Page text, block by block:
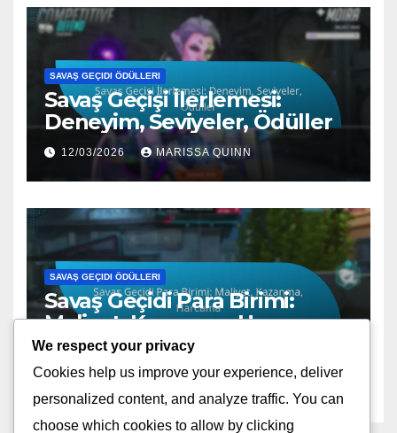
SAVAŞ GEÇIDI ÖDÜLLERI
Savaş Geçişi İlerlemesi:
Deneyim, Seviyeler, Ödüller
12/03/2026 MARISSA QUINN
SAVAŞ GEÇIDI ÖDÜLLERI
Savaş Geçidi Para Birimi:
Maliyet, Kazanma, Harcama
12/03/2026 MARISSA QUINN
We respect your privacy
Cookies help us improve your experience, deliver
personalized content, and analyze traffic. You can
choose which cookies to allow by clicking